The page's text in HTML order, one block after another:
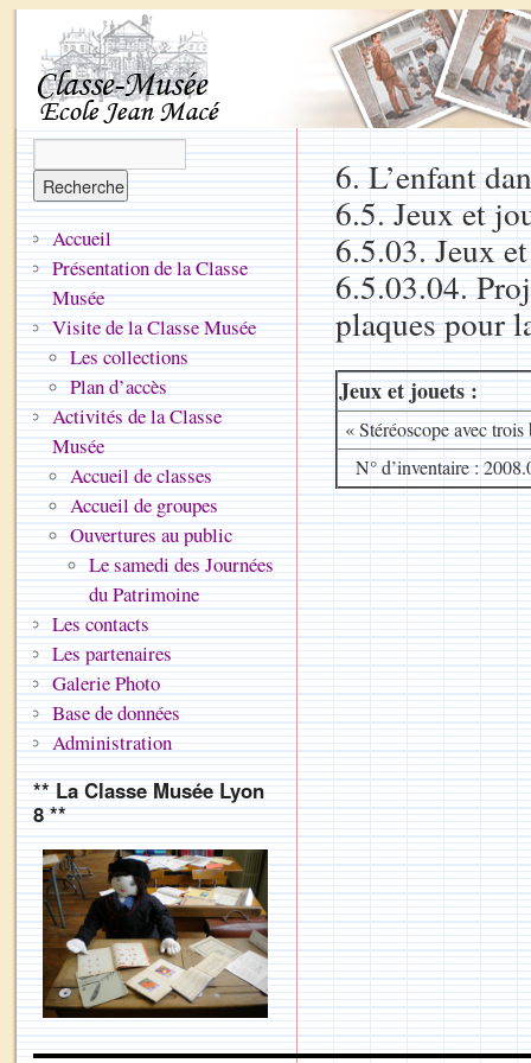
6. L’enfant
6.5. Jeux et
6.5.03. Jeux
6.5.03.04.
plaques pour
Jeux et jouets :
« Stéréoscope avec
N° d’inventaire :
Accueil
Présentation de la Classe
Musée
Visite de la Classe Musée
Les collections
Plan d’accès
Activités de la Classe
Musée
Accueil de classes
Accueil de groupes
Ouvertures au public
Le samedi des Journées
du Patrimoine
Les contacts
Les partenaires
Galerie Photo
Base de données
Administration
** La Classe Musée Lyon
8 **